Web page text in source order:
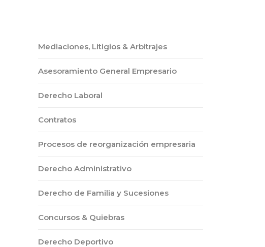
Mediaciones, Litigios & Arbitrajes
Asesoramiento General Empresario
Derecho Laboral
Contratos
Procesos de reorganización empresaria
Derecho Administrativo
Derecho de Familia y Sucesiones
Concursos & Quiebras
Derecho Deportivo